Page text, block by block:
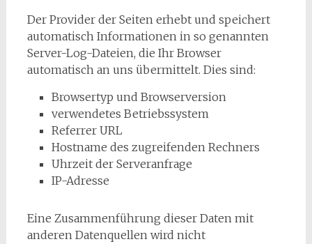
Der Provider der Seiten erhebt und speichert
automatisch Informationen in so genannten
Server-Log-Dateien, die Ihr Browser
automatisch an uns übermittelt. Dies sind:
Browsertyp und Browserversion
verwendetes Betriebssystem
Referrer URL
Hostname des zugreifenden Rechners
Uhrzeit der Serveranfrage
IP-Adresse
Eine Zusammenführung dieser Daten mit
anderen Datenquellen wird nicht